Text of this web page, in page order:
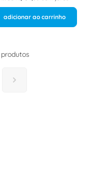
adicionar ao carrinho
produtos